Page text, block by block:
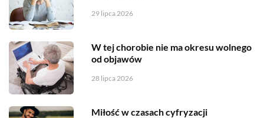
29 lipca 2026
W tej chorobie nie ma okresu wolnego
od objawów
28 lipca 2026
Miłość w czasach cyfryzacji